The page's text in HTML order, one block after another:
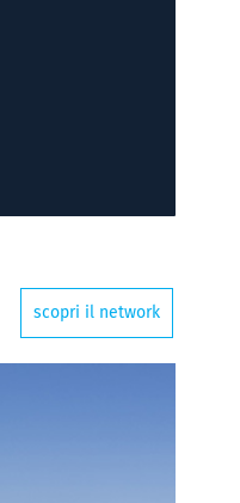
scopri il network